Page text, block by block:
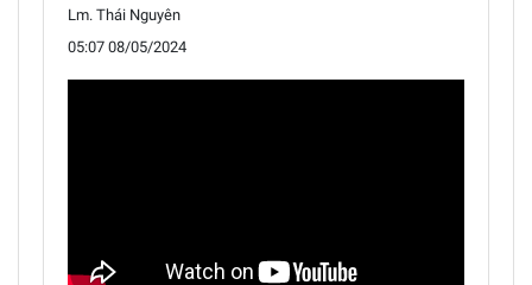
Lm. Thái Nguyên
05:07 08/05/2024